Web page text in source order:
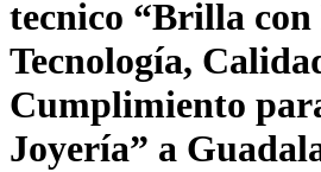
tecnico “Brilla con
Tecnología,
Cumplimiento
Joyería” a